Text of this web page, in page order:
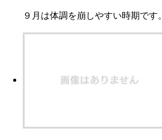
９月は体調を崩しやすい時期です。